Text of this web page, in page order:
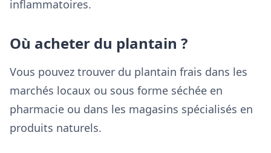
inflammatoires.
Où acheter du plantain ?
Vous pouvez trouver du plantain frais dans les
marchés locaux ou sous forme séchée en
pharmacie ou dans les magasins spécialisés en
produits naturels.